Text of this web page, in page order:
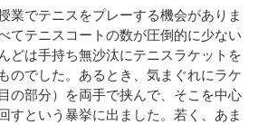
業でテニスをプレーする機会がありま
てテニスコートの数が圧倒的に少ない
どは手持ち無沙汰にテニスラケットを
のでした。あるとき、気まぐれにラケ
の部分）を両手で挟んで、そこを中心
すという暴挙に出ました。若く、あま